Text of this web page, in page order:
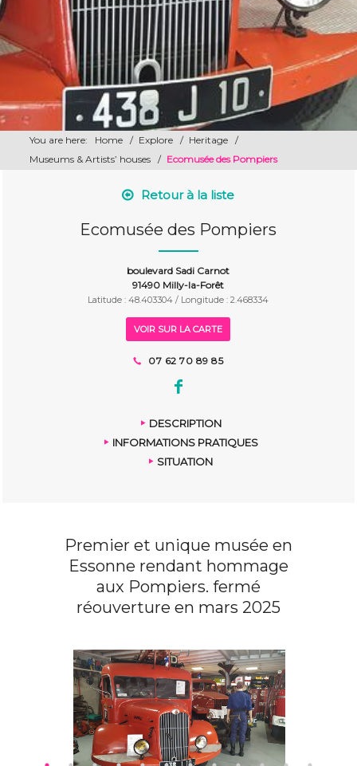
You are here: Home / Explore / Heritage
/
Museums & Artists’ houses
/ Ecomusée des Pompiers
Retour à la liste
Ecomusée des Pompiers
boulevard Sadi Carnot
91490 Milly-la-Forêt
Latitude : 48.403304 / Longitude : 2.468334
VOIR SUR LA CARTE
07 62 70 89 85
DESCRIPTION
INFORMATIONS PRATIQUES
SITUATION
Premier et unique musée en
Essonne rendant hommage
aux Pompiers. fermé
réouverture en mars 2025